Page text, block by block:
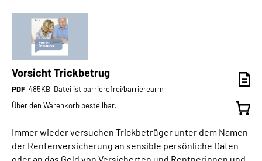
Vorsicht Trickbetrug
PDF, 485KB, Datei ist barrierefrei⁄barrierearm
Über den Warenkorb bestellbar.
Immer wieder versuchen Trickbetrüger unter dem Namen
der Rentenversicherung an sensible persönliche Daten